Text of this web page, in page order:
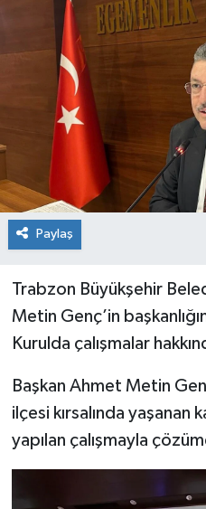
Paylaş
Trabzon Büyükşehir
Metin Genç’in
Kurulda çalışmalar
Başkan Ahmet Metin
ilçesi kırsalında yaşanan
yapılan çalışmayla